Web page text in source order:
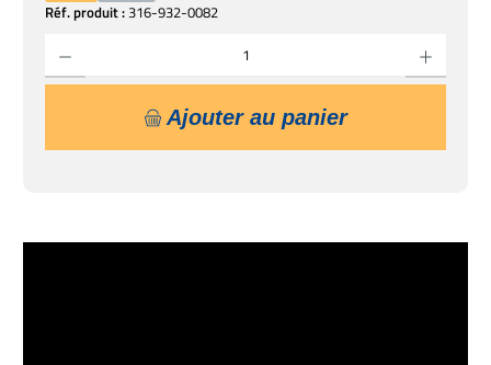
Réf. produit :316-932-0082
Ajouter au panier